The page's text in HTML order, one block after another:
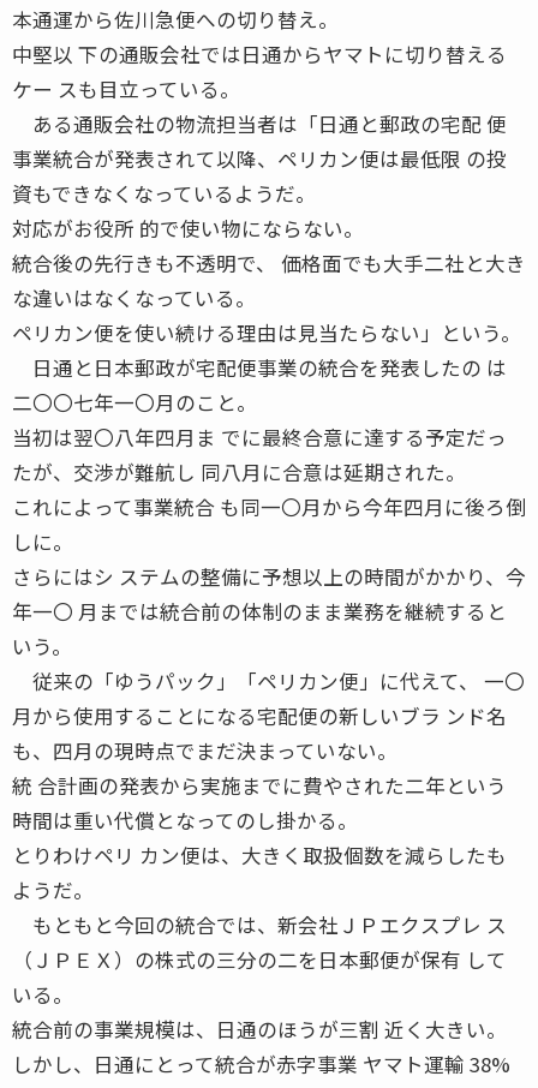
本通運から佐川急便への切り替え。
中堅以 下の通販会社では日通からヤマトに切り替える
ケー スも目立っている。
ある通販会社の物流担当者は「日通と郵政の宅配 便
事業統合が発表されて以降、ペリカン便は最低限 の投
資もできなくなっているようだ。
対応がお役所 的で使い物にならない。
統合後の先行きも不透明で、 価格面でも大手二社と大き
な違いはなくなっている。
ペリカン便を使い続ける理由は見当たらない」という。
日通と日本郵政が宅配便事業の統合を発表したの は
二〇〇七年一〇月のこと。
当初は翌〇八年四月ま でに最終合意に達する予定だっ
たが、交渉が難航し 同八月に合意は延期された。
これによって事業統合 も同一〇月から今年四月に後ろ倒
しに。
さらにはシ ステムの整備に予想以上の時間がかかり、今
年一〇 月までは統合前の体制のまま業務を継続すると
いう。
従来の「ゆうパック」「ペリカン便」に代えて、 一〇
月から使用することになる宅配便の新しいブラ ンド名
も、四月の現時点でまだ決まっていない。
統 合計画の発表から実施までに費やされた二年という
時間は重い代償となってのし掛かる。
とりわけペリ カン便は、大きく取扱個数を減らしたも
ようだ。
もともと今回の統合では、新会社ＪＰエクスプレ ス
（ＪＰＥＸ）の株式の三分の二を日本郵便が保有 して
いる。
統合前の事業規模は、日通のほうが三割 近く大きい。
しかし、日通にとって統合が赤字事業 ヤマト運輸 38%